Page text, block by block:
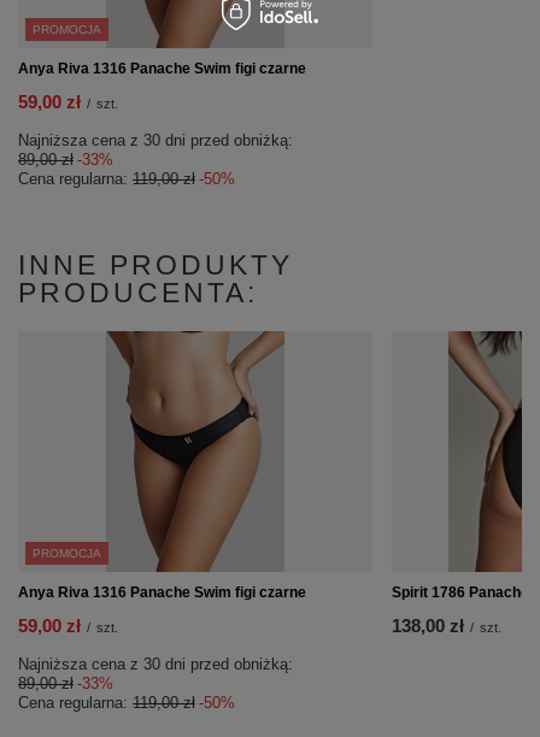
PROMOCJA
Anya Riva 1316 Panache Swim figi czarne
59,00 zł / szt.
Najniższa cena z 30 dni przed obniżką:
89,00 zł -33%
Cena regularna: 119,00 zł -50%
INNE PRODUKTY
PRODUCENTA:
PROMOCJA
Anya Riva 1316 Panache Swim figi czarne
59,00 zł / szt.
Najniższa cena z 30 dni przed obniżką:
89,00 zł -33%
Cena regularna: 119,00 zł -50%
Spirit 1786 Panache
138,00 zł / szt.